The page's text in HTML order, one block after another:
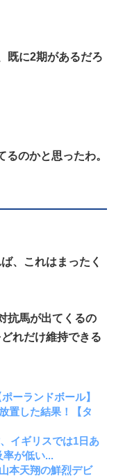
既に2期があるだろ
るのかと思ったわ。
、これは まったく
抗馬が出てくるの
れだけ維持できる
ーランドボール】
置した結果！【タ
イギリスでは1日あ
率が低い...
本天翔の鮮烈デビ